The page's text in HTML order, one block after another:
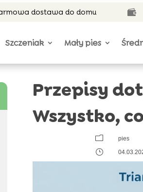
dostawa do domu 
Szczeniak Mały pies
Przepisy
Wszystko,
m pies
}